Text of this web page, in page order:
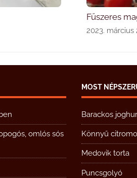
Fűszeres
2023. március
omlós sós
MOST
Barackos
Könnyű
Medovik torta
Puncsgolyó